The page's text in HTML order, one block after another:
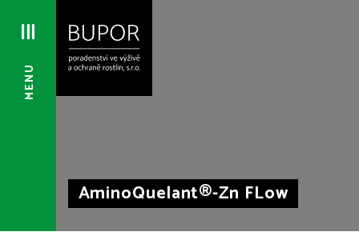
MENU
AminoQuelant®-Zn FLow